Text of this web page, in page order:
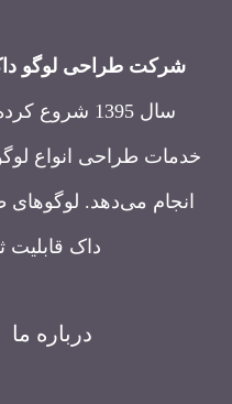
شرکت طراحی لوگو
سال 1395
خدمات طراحی انواع
انجام می‌دهد.
داک قابلیت
درباره ما